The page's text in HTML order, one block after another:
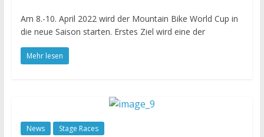
Am 8.-10. April 2022 wird der Mountain Bike World Cup in
die neue Saison starten. Erstes Ziel wird eine der
Mehr lesen
News Stage Races